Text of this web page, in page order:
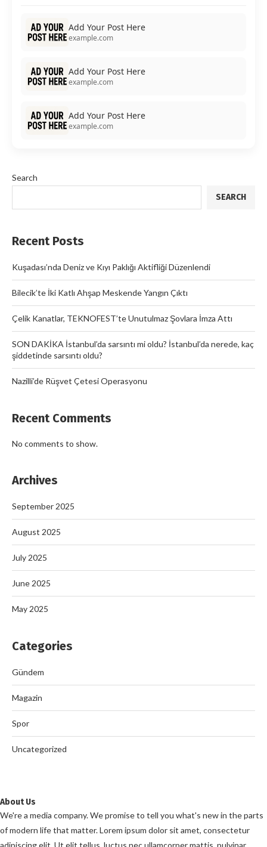
Add Your Post Here
example.com
Add Your Post Here
example.com
Add Your Post Here
example.com
Search
SEARCH
Recent Posts
Kuşadası’nda Deniz ve Kıyı Paklığı Aktifliği Düzenlendi
Bilecik’te İki Katlı Ahşap Meskende Yangın Çıktı
Çelik Kanatlar, TEKNOFEST’te Unutulmaz Şovlara İmza Attı
SON DAKİKA İstanbul’da sarsıntı mi oldu? İstanbul’da nerede, kaç
şiddetinde sarsıntı oldu?
Nazilli’de Rüşvet Çetesi Operasyonu
Recent Comments
No comments to show.
Archives
September 2025
August 2025
July 2025
June 2025
May 2025
Categories
Gündem
Magazin
Spor
Uncategorized
About Us
We're a media company. We promise to tell you what's new in the parts
of modern life that matter. Lorem ipsum dolor sit amet, consectetur
adipiscing elit. Ut elit tellus, luctus nec ullamcorper mattis, pulvinar